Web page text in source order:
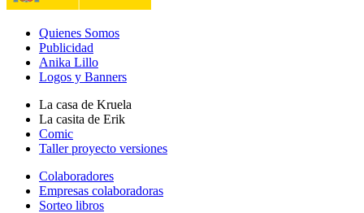
Quienes Somos
Publicidad
Anika Lillo
Logos y Banners
La casa de Kruela
La casita de Erik
Comic
Taller proyecto versiones
Colaboradores
Empresas colaboradoras
Sorteo libros